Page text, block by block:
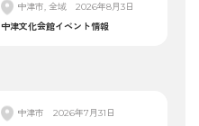
中津市, 全域
2026年8月3日
中津文化会館イベント情報
中津市
2026年7月31日